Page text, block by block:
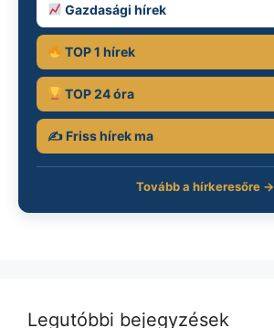
Gazdasági hírek
TOP 1 hírek
TOP 24 óra
✍️ Friss hírek ma
Tovább a hírkeresőre →
Legutóbbi bejegyzések